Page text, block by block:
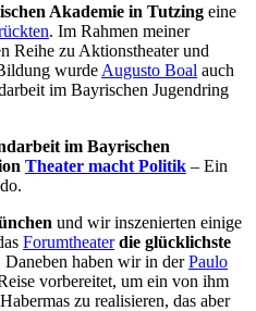
Akademie in Tutzing eine
. Im Rahmen meiner
Reihe zu Aktionstheater und
wurde Augusto Boal auch
im Bayrischen Jugendring
im Bayrischen
Theater macht Politik – Ein
und wir inszenierten einige
Forumtheater die glücklichste
Daneben haben wir in derPaulo
vorbereitet, um ein von ihm
zu realisieren, das aber